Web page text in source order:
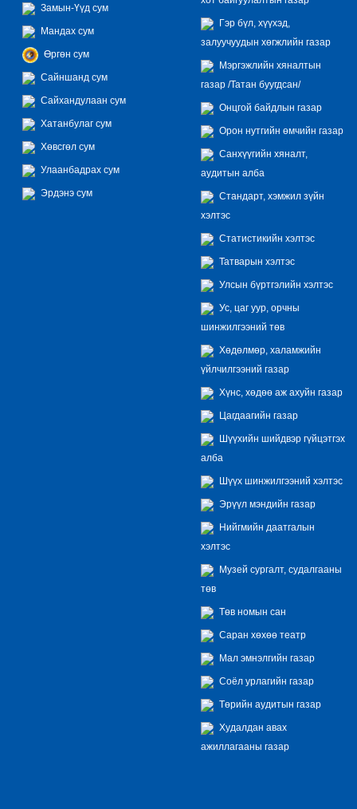
Замын-Үүд сум
Мандах сум
Өргөн сум
Сайншанд сум
Сайхандулаан сум
Хатанбулаг сум
Хөвсгөл сум
Улаанбадрах сум
Эрдэнэ сум
Гэр бүл, хүүхэд,
залуучуудын хөгжлийн газар
Мэргэжлийн хяналтын
газар /Татан буугдсан/
Онцгой байдлын газар
Орон нутгийн өмчийн газар
Санхүүгийн хяналт,
аудитын алба
Стандарт, хэмжил зүйн
хэлтэс
Статистикийн хэлтэс
Татварын хэлтэс
Улсын бүртгэлийн хэлтэс
Ус, цаг уур, орчны
шинжилгээний төв
Хөдөлмөр, халамжийн
үйлчилгээний газар
Хүнс, хөдөө аж ахуйн газар
Цагдаагийн газар
Шүүхийн шийдвэр гүйцэтгэх
алба
Шүүх шинжилгээний хэлтэс
Эрүүл мэндийн газар
Нийгмийн даатгалын
хэлтэс
Музей сургалт, судалгааны
төв
Төв номын сан
Саран хөхөө театр
Мал эмнэлгийн газар
Соёл урлагийн газар
Төрийн аудитын газар
Худалдан авах
ажиллагааны газар